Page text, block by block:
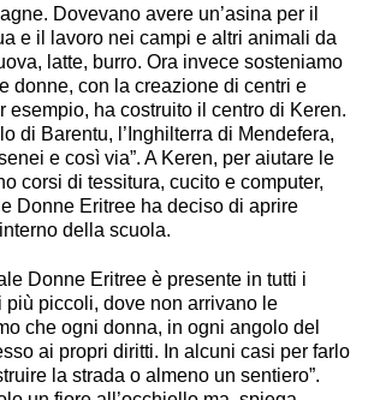
Dovevano avere un’asina per il
e il lavoro nei campi e altri animali da
latte, burro. Ora invece sosteniamo
donne, con la creazione di centri e
esempio, ha costruito il centro di Keren.
di Barentu, l’Inghilterra di Mendefera,
e così via”. A Keren, per aiutare le
corsi di tessitura, cucito e computer,
Donne Eritree ha deciso di aprire
della scuola.
Donne Eritree è presente in tutti i
piccoli, dove non arrivano le
che ogni donna, in ogni angolo del
ai propri diritti. In alcuni casi per farlo
la strada o almeno un sentiero”.